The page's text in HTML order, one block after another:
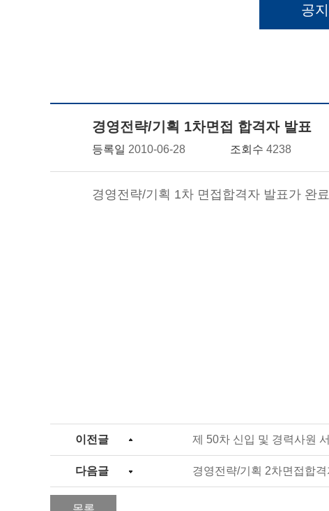
공
경영전략/기획 1차면접 합격자 발표
등록일 2010-06-28 조회수 4238
경영전략/기획 1차 면접합격자 발표가 완
이전글 제 50차 신입 및 경력사원
다음글 경영전략/기획 2차면접합격
목록